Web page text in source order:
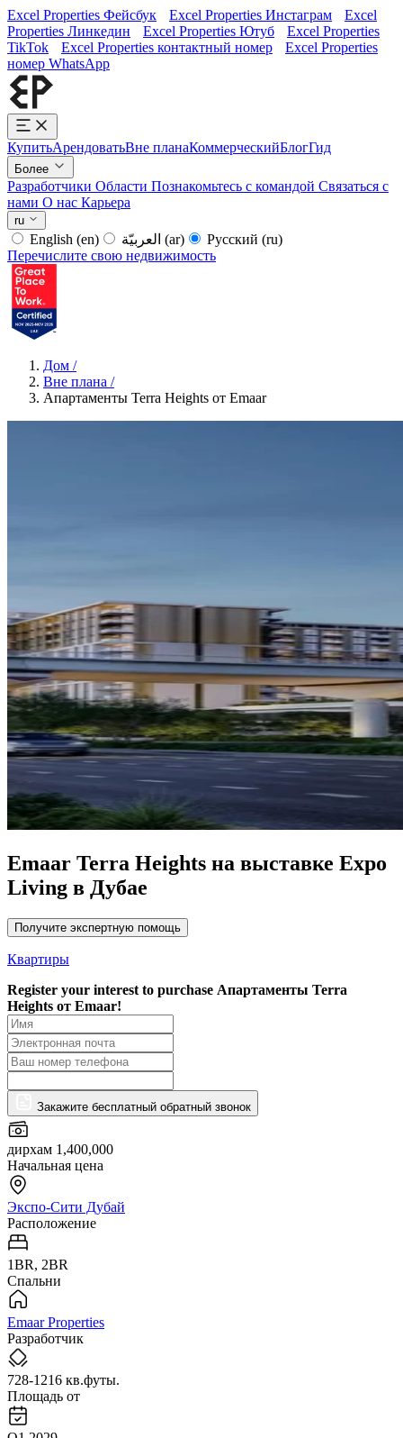
Excel Properties Фейсбук Excel Properties Инстаграм
Excel
Properties Линкедин
Excel Properties Ютуб
Excel Properties
TikTok
Excel Properties контактный номер
Excel Properties
номер WhatsApp
КупитьАрендоватьВне планаКоммерческийБлогГид
Более
Разработчики Области Познакомьтесь с командой Связаться с
нами О нас Карьера
ru
English (en) (ar) Русский (ru)
Перечислите свою недвижимость
Дом /
Вне плана /
Апартаменты Terra Heights от Emaar
Emaar Terra Heights на выставке Expo
Living в Дубае
Получите экспертную помощь
Квартиры
Register your interest to purchase Апартаменты Terra
Heights от Emaar!
Закажите бесплатный обратный звонок
дирхам 1,400,000
Начальная цена
Экспо-Сити Дубай
Расположение
1BR, 2BR
Спальни
Emaar Properties
Разработчик
728-1216 кв.футы.
Площадь от